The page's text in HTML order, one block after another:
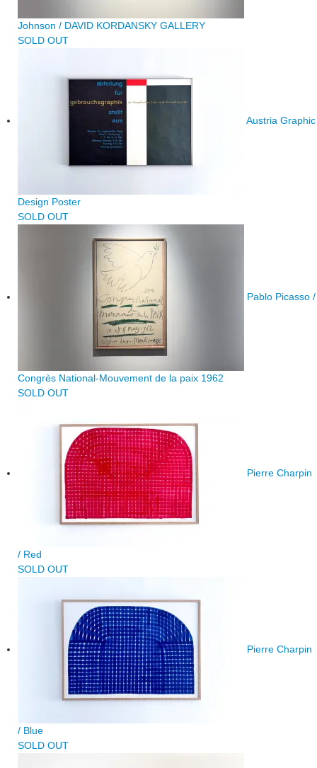
Johnson / DAVID KORDANSKY GALLERY
SOLD OUT
Austria Graphic
Design Poster
SOLD OUT
Pablo Picasso /
Congrès National-Mouvement de la paix 1962
SOLD OUT
Pierre Charpin
/ Red
SOLD OUT
Pierre Charpin
/ Blue
SOLD OUT